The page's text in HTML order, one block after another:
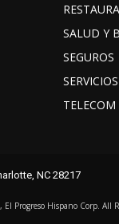
SALUD Y
SEGUROS
TELECOM
Instagram
Youtube
NC 28217
Progreso Hispano Corp. All